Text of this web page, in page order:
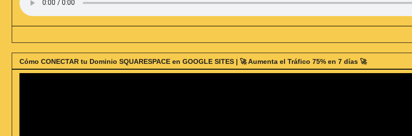
Cómo CONECTAR tu Dominio SQUARESPACE en GOOGLE SITES | 🚀 Aumenta el Tráfico 75% en 7 días 🚀